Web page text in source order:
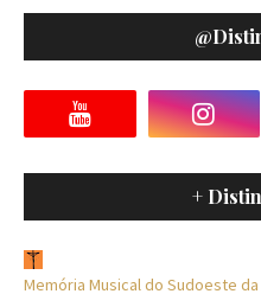
+
Memória Musical do Sudoeste da